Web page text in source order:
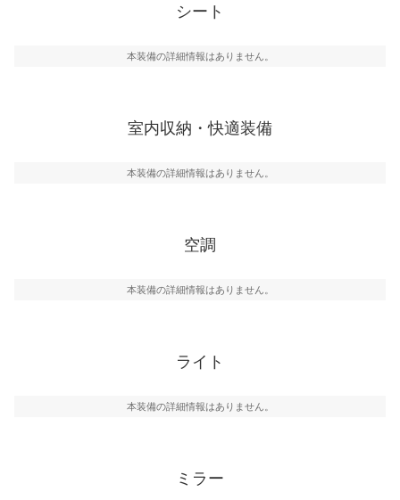
シート
本装備の詳細情報はありません。
室内収納・快適装備
本装備の詳細情報はありません。
空調
本装備の詳細情報はありません。
ライト
本装備の詳細情報はありません。
ミラー